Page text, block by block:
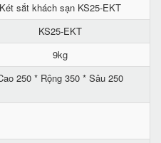
Két sắt khách sạn KS25-EKT
KS25-EKT
9kg
250 * Rộng 350 * Sâu 250